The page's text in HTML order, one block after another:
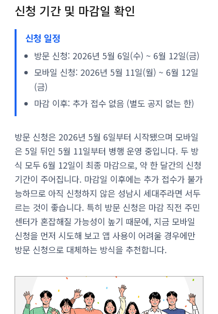
신청 기간 및 마감일 확인
신청 일정
방문 신청: 2026년 5월 6일(수) ~ 6월 12일(금)
모바일 신청: 2026년 5월 11일(월) ~ 6월 12일
(금)
마감 이후: 추가 접수 없음 (별도 공지 없는 한)
방문 신청은 2026년 5월 6일부터 시작됐으며 모바일
은 5일 뒤인 5월 11일부터 병행 운영 중입니다. 두 방
식 모두 6월 12일이 최종 마감으로, 약 한 달간의 신청
기간이 주어집니다. 마감일 이후에는 추가 접수가 불가
능하므로 아직 신청하지 않은 성남시 세대주라면 서두
르는 것이 좋습니다. 특히 방문 신청은 마감 직전 주민
센터가 혼잡해질 가능성이 높기 때문에, 지금 모바일
신청을 먼저 시도해 보고 앱 사용이 어려울 경우에만
방문 신청으로 대체하는 방식을 추천합니다.